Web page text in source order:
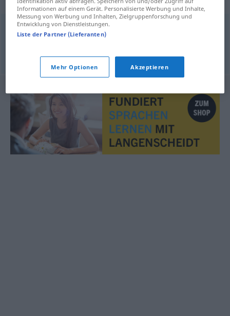
(jemandes) Gegenüber (geh.)
© OpenThesaurus.de
Informationen auf einem Gerät. Personalisierte Werbung und Inhalte,
Messung von Werbung und Inhalten, Zielgruppenforschung und
Entwicklung von Dienstleistungen.
Liste der Partner (Lieferanten)
Mehr Optionen Akzeptieren